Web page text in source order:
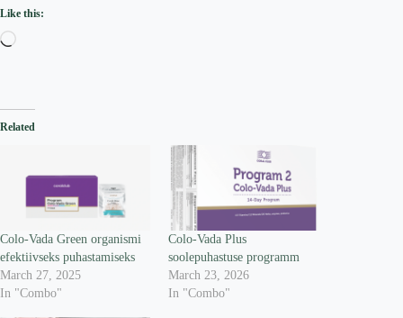
Like this:
Loading…
Related
Colo-Vada Green organismi
efektiivseks puhastamiseks
March 27, 2025
In "Combo"
Colo-Vada Plus
soolepuhastuse programm
March 23, 2026
In "Combo"